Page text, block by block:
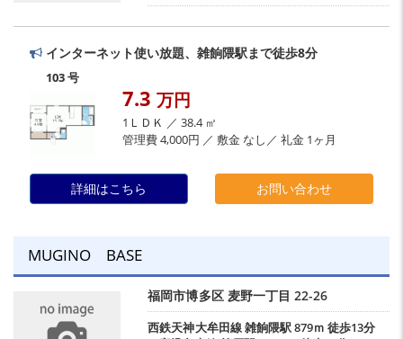
インターネット使い放題、雑餉隈駅まで徒歩8分
103 号
7.3 万円
1ＬＤＫ ／ 38.4 ㎡
管理費 4,000円 ／ 敷金 なし／ 礼金 1ヶ月
詳細はこちら お問い合わせ
MUGINO BASE
福岡市博多区 麦野一丁目 22-26
西鉄天神大牟田線雑餉隈駅879ｍ 徒歩13分